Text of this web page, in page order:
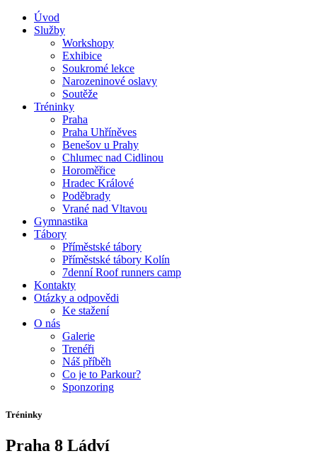
Úvod
Služby
Workshopy
Exhibice
Soukromé lekce
Narozeninové oslavy
Soutěže
Tréninky
Praha
Praha Uhříněves
Benešov u Prahy
Chlumec nad Cidlinou
Horoměřice
Hradec Králové
Poděbrady
Vrané nad Vltavou
Gymnastika
Tábory
Příměstské tábory
Příměstské tábory Kolín
7denní Roof runners camp
Kontakty
Otázky a odpovědi
Ke stažení
O nás
Galerie
Trenéři
Náš příběh
Co je to Parkour?
Sponzoring
Tréninky
Praha 8 Ládví